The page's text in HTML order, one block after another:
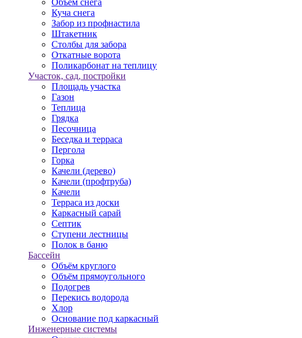
Объём снега
Куча снега
Забор из профнастила
Штакетник
Столбы для забора
Откатные ворота
Поликарбонат на теплицу
Участок, сад, постройки
Площадь участка
Газон
Теплица
Грядка
Песочница
Беседка и терраса
Пергола
Горка
Качели (дерево)
Качели (профтруба)
Качели
Терраса из доски
Каркасный сарай
Септик
Ступени лестницы
Полок в баню
Бассейн
Объём круглого
Объём прямоугольного
Подогрев
Перекись водорода
Хлор
Основание под каркасный
Инженерные системы